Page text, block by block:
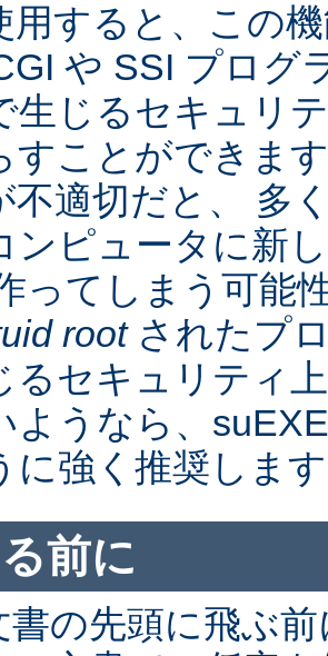
用すると、この
や SSI プログ
生じるセキュリ
すことができま
不適切だと、 多
ンピュータに新
ってしまう可能
rootされたプ
るセキュリティ
ようなら、
に強く推奨しま
前に
書の先頭に飛ぶ